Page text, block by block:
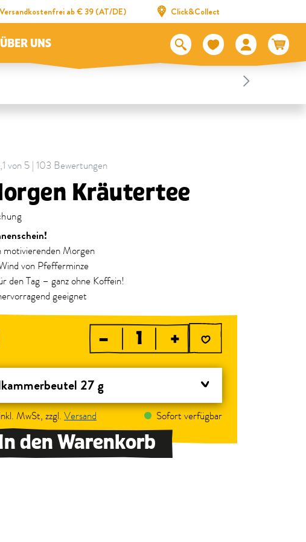
Versandkostenfrei ab € 39 (AT/DE) Click&Collect
ÜBER UNS
von 5 | 103 Bewertungen
Kräutertee
motivierenden Morgen
von Pfefferminze
den Tag – ganz ohne Koffein!
geeignet
– +
27 g
MwSt, zzgl. Versand Sofort verfügbar
den Warenkorb